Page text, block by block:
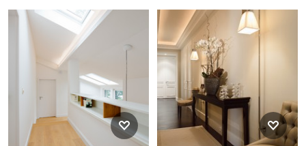
Mittelgroßer Moderner Flur
mit weißer Wandfarbe,
Betonboden und grauem
Boden in Neapel
Mittelgroßer Mediterraner
Flur mit weißer Wandfarbe,
braunem Holzboden,
braunem Boden und
freigelegten Dachbalken in
Madrid